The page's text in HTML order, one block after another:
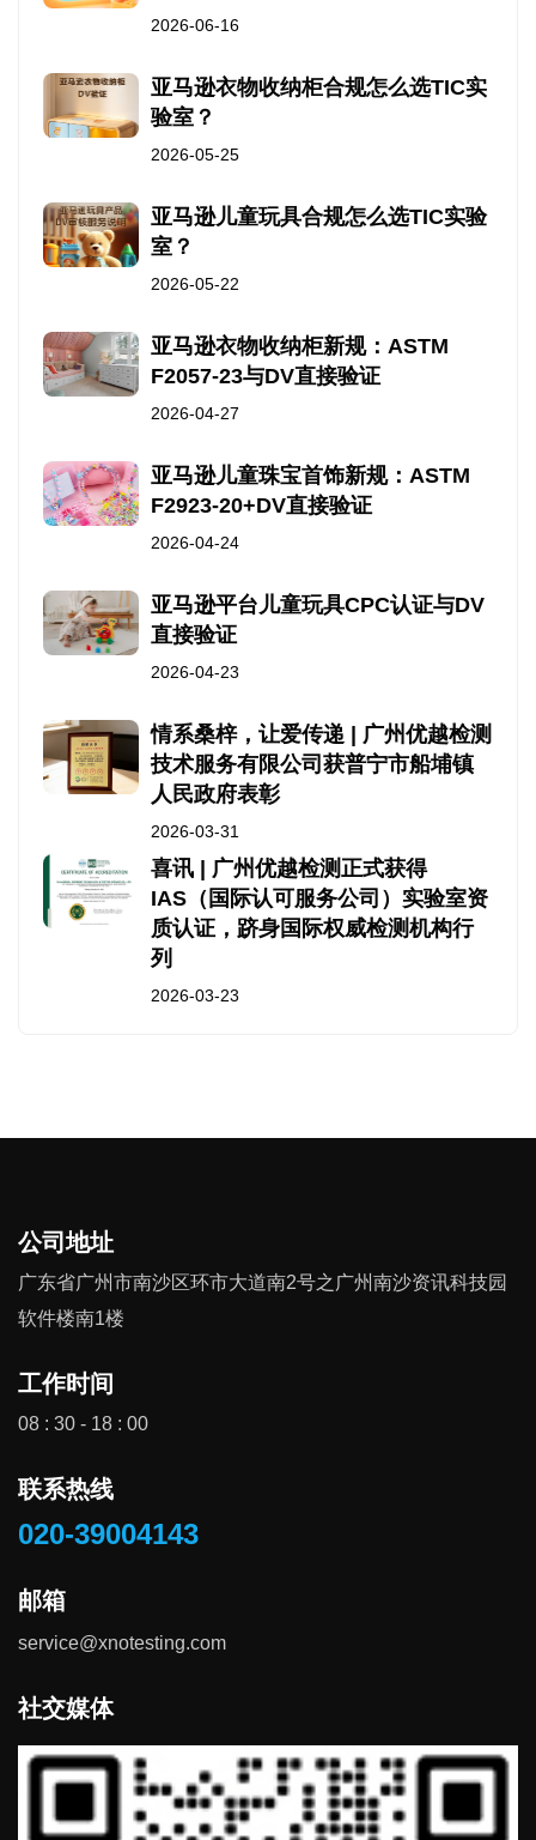
2026-06-16
亚马逊衣物收纳柜合规怎么选TIC实
验室？
2026-05-25
亚马逊儿童玩具合规怎么选TIC实验
室？
2026-05-22
亚马逊衣物收纳柜新规：ASTM
F2057-23与DV直接验证
2026-04-27
亚马逊儿童珠宝首饰新规：ASTM
F2923-20+DV直接验证
2026-04-24
亚马逊平台儿童玩具CPC认证与DV
直接验证
2026-04-23
情系桑梓，让爱传递 | 广州优越检测
技术服务有限公司获普宁市船埔镇
人民政府表彰
2026-03-31
喜讯 | 广州优越检测正式获得
IAS（国际认可服务公司）实验室资
质认证，跻身国际权威检测机构行
列
2026-03-23
公司地址
广东省广州市南沙区环市大道南2号之广州南沙资讯科技园
软件楼南1楼
工作时间
08 : 30 - 18 : 00
联系热线
020-39004143
邮箱
service@xnotesting.com
社交媒体